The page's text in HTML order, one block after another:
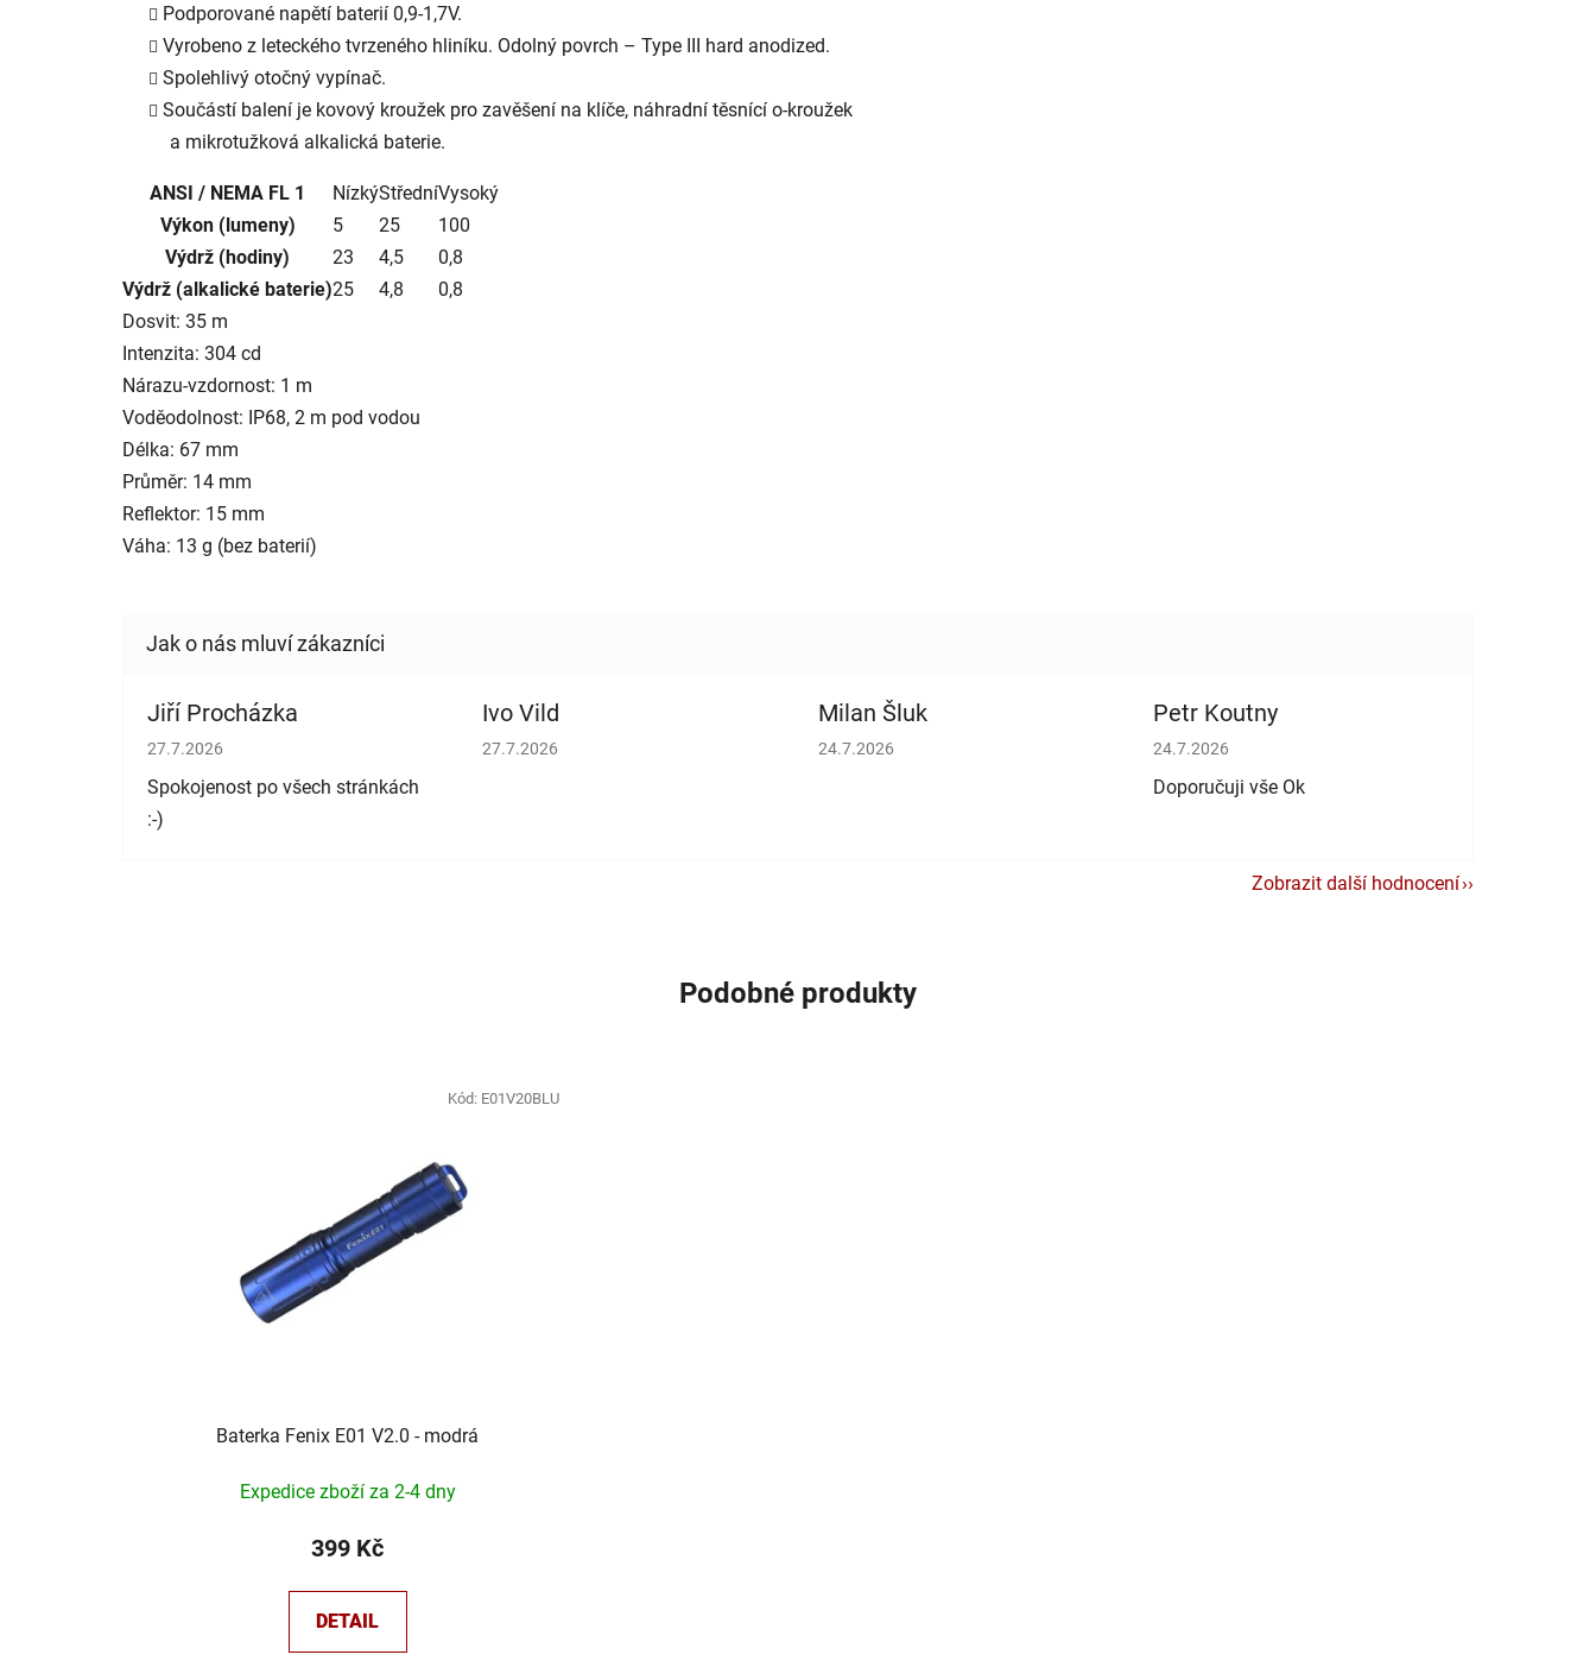
Podporované napětí baterií 0,9-1,7V.
Vyrobeno z leteckého tvrzeného hliníku. Odolný povrch – Type III hard anodized.
Spolehlivý otočný vypínač.
Součástí balení je kovový kroužek pro zavěšení na klíče, náhradní těsnící o-kroužek
a mikrotužková alkalická baterie.
ANSI / NEMA FL 1 NízkýStředníVysoký
Výkon (lumeny)
5 25
100
Výdrž (hodiny)
23 4,5
0,8
Výdrž (alkalické baterie)25 4,8
0,8
Dosvit: 35 m
Intenzita: 304 cd
Nárazu-vzdornost: 1 m
Voděodolnost: IP68, 2 m pod vodou
Délka: 67 mm
Průměr: 14 mm
Reflektor: 15 mm
Váha: 13 g (bez baterií)
Jiří Procházka
Hodnocení obchodu je 5 z 5 hvězdiček.
27.7.2026
Spokojenost po všech stránkách
:-)
Ivo Vild
Hodnocení obchodu je 5 z 5 hvězdiček.
27.7.2026
Milan Šluk
Hodnocení obchodu je 5 z 5 hvězdiček.
24.7.2026
Petr Koutny
Hodnocení obchodu je 5 z 5 hvězdiček.
24.7.2026
Doporučuji vše Ok
Zobrazit další hodnocení
Podobné produkty
Baterka Fenix E01 V2.0 - modrá
Expedice zboží za 2-4 dny
399 Kč
DETAIL
Kód: E01V20BLU